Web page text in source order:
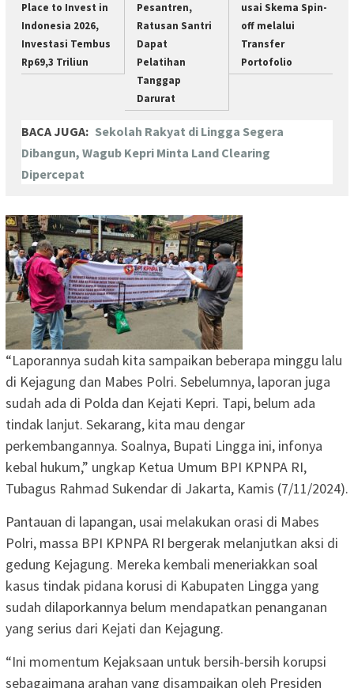
Place to Invest in
Indonesia 2026,
Investasi Tembus
Rp69,3 Triliun
Pesantren,
Ratusan Santri
Dapat
Pelatihan
Tanggap
Darurat
usai Skema Spin-
off melalui
Transfer
Portofolio
BACA JUGA: Sekolah Rakyat di Lingga Segera
Dibangun, Wagub Kepri Minta Land Clearing
Dipercepat
“Laporannya sudah kita sampaikan beberapa minggu lalu
di Kejagung dan Mabes Polri. Sebelumnya, laporan juga
sudah ada di Polda dan Kejati Kepri. Tapi, belum ada
tindak lanjut. Sekarang, kita mau dengar
perkembangannya. Soalnya, Bupati Lingga ini, infonya
kebal hukum,” ungkap Ketua Umum BPI KPNPA RI,
Tubagus Rahmad Sukendar di Jakarta, Kamis (7/11/2024).
Pantauan di lapangan, usai melakukan orasi di Mabes
Polri, massa BPI KPNPA RI bergerak melanjutkan aksi di
gedung Kejagung. Mereka kembali meneriakkan soal
kasus tindak pidana korusi di Kabupaten Lingga yang
sudah dilaporkannya belum mendapatkan penanganan
yang serius dari Kejati dan Kejagung.
“Ini momentum Kejaksaan untuk bersih-bersih korupsi
sebagaimana arahan yang disampaikan oleh Presiden